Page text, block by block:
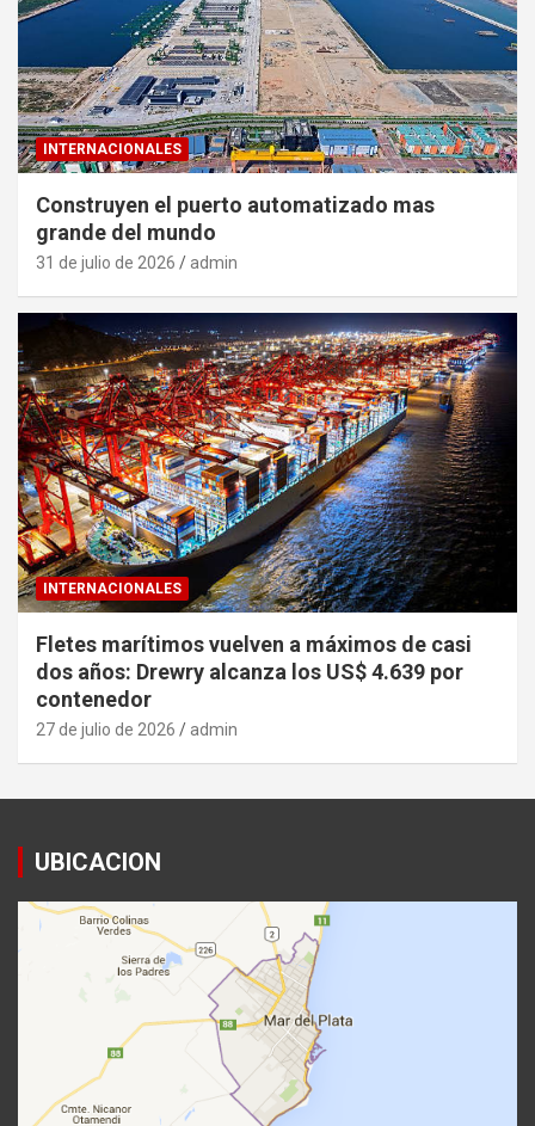
INTERNACIONALES
Construyen el puerto automatizado mas
grande del mundo
31 de julio de 2026 admin
INTERNACIONALES
Fletes marítimos vuelven a máximos de casi
dos años: Drewry alcanza los US$ 4.639 por
contenedor
27 de julio de 2026 admin
UBICACION